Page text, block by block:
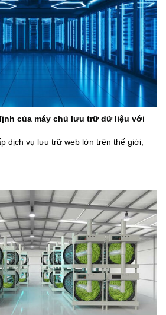
của máy chủ lưu trữ dữ liệu với
dịch vụ lưu trữ web lớn trên thế giới;